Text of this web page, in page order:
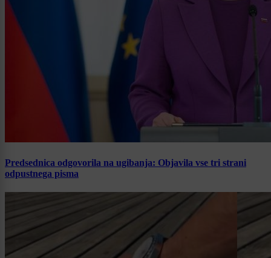
Predsednica odgovorila na ugibanja: Objavila vse tri strani
odpustnega pisma